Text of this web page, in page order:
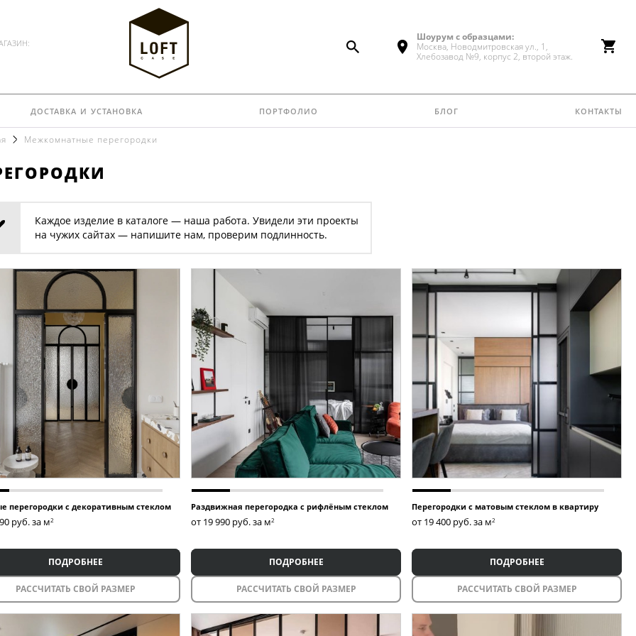
Шоурум с образцами:
Москва, Новодмитровская ул., 1,
Хлебозавод №9, корпус 2, второй этаж.
доставка и установка портфолио блог контакты
Межкомнатные перегородки
Каждое изделие в каталоге — наша работа. Увидели эти проекты
на чужих сайтах — напишите нам, проверим подлинность.
перегородки с декоративным стеклом
руб. за м2
ПОДРОБНЕЕ
РАССЧИТАТЬ СВОЙ РАЗМЕР
Раздвижная перегородка с рифлёным стеклом
от 19 990 руб. за м2
ПОДРОБНЕЕ
РАССЧИТАТЬ СВОЙ РАЗМЕР
Перегородки с матовым стеклом в квартиру
от 19 400 руб. за м2
ПОДРОБНЕЕ
РАССЧИТАТЬ СВОЙ РАЗМЕР